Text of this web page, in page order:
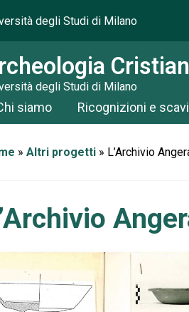
degli Studi di Milano
degli Studi di Milano
siamo Ricognizioni e scavi
» Altri progetti » L’Archivio